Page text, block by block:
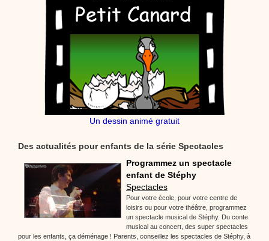
Un dessin animé gratuit
Des actualités pour enfants de la série Spectacles
Programmez un spectacle
enfant de Stéphy
Spectacles
Pour votre école, pour votre centre de
loisirs ou pour votre théâtre, programmez
un spectacle musical de Stéphy. Du conte
musical au concert, des super spectacles
pour les enfants, ça déménage ! Parents, conseillez les spectacles de Stéphy, à